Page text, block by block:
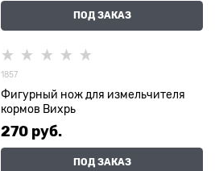
ПОД ЗАКАЗ
1857
Фигурный нож для измельчителя
кормов Вихрь
270 руб.
ПОД ЗАКАЗ